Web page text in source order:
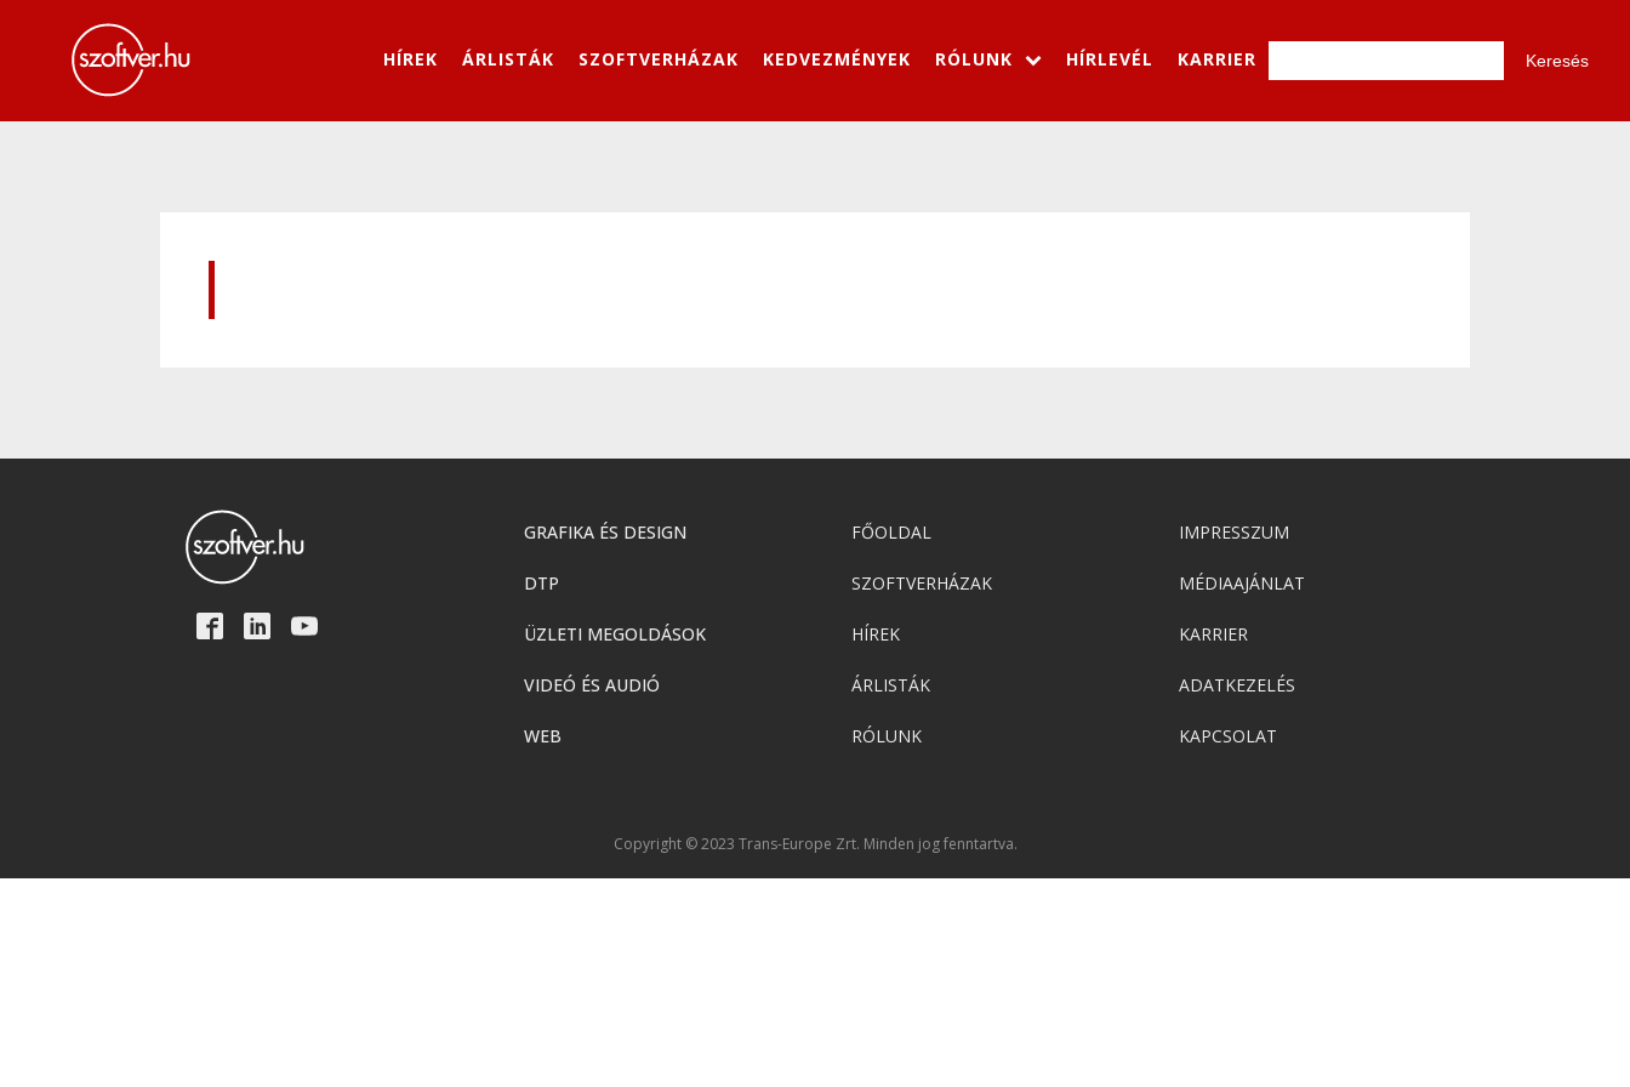
HÍREK ÁRLISTÁK SZOFTVERHÁZAK KEDVEZMÉNYEK RÓLUNK HÍRLEVÉL KARRIER
GRAFIKA ÉS DESIGN
DTP
ÜZLETI MEGOLDÁSOK
VIDEÓ ÉS AUDIÓ
WEB
FŐOLDAL
SZOFTVERHÁZAK
HÍREK
ÁRLISTÁK
RÓLUNK
IMPRESSZUM
MÉDIAAJÁNLAT
KARRIER
ADATKEZELÉS
KAPCSOLAT
Copyright © 2023 Trans-Europe Zrt. Minden jog fenntartva.